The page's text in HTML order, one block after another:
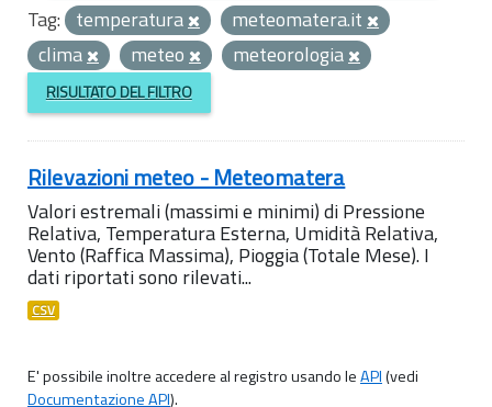
Tag: temperatura
meteomatera.it
clima
meteo meteorologia
RISULTATO DEL FILTRO
Rilevazioni meteo - Meteomatera
Valori estremali (massimi e minimi) di Pressione
Relativa, Temperatura Esterna, Umidità Relativa,
Vento (Raffica Massima), Pioggia (Totale Mese). I
dati riportati sono rilevati...
CSV
E' possibile inoltre accedere al registro usando leAPI(vedi
Documentazione API).